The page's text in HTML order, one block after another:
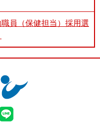
員（保健担当）採用選